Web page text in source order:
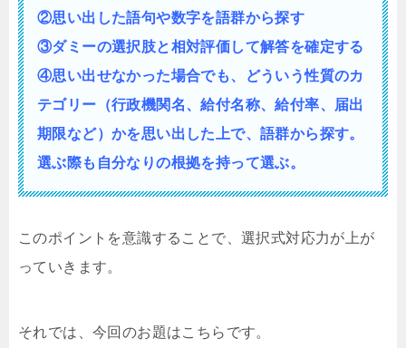
②思い出した語句や数字を語群から探す
③ダミーの選択肢と相対評価して解答を確定する
④思い出せなかった場合でも、どういう性質のカ
テゴリー（行政機関名、給付名称、給付率、届出
期限など）かを思い出した上で、語群から探す。
選ぶ際も自分なりの根拠を持って選ぶ。
このポイントを意識することで、選択式対応力が上が
っていきます。
それでは、今回のお題はこちらです。